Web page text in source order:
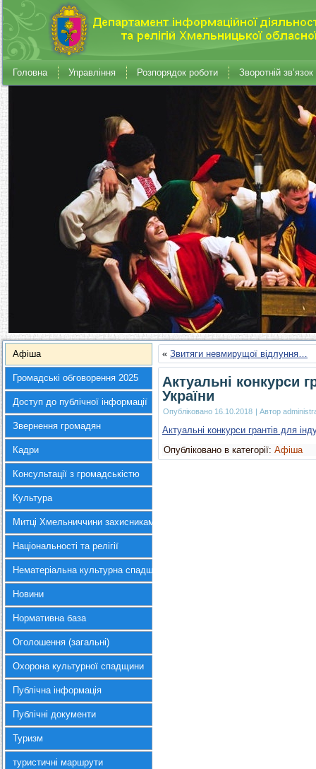
Головна Управління Розпорядок роботи Зворотній зв’язок
Афіша
Громадські обговорення 2025
Доступ до публічної інформації
Звернення громадян
Кадри
Консультації з громадськістю
Культура
Митці Хмельниччини захисникам України
Національності та релігії
Нематеріальна культурна спадщина
Новини
Нормативна база
Оголошення (загальні)
Охорона культурної спадщини
Публічна інформація
Публічні документи
Туризм
туристичні маршрути
« Звитяги невмирущої відлуння…
Актуальні конкурси
України
Опубліковано 16.10.2018 | Автор
Актуальні конкурси грантів для
Опубліковано в категорії: Афіша